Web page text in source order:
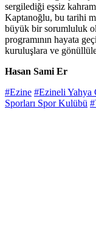
sergilediği eşsiz
Kaptanoğlu, bu tarihi
büyük bir sorumluluk
programının hayata
kuruluşlara ve
Hasan Sami Er
#Ezine #Ezineli Yahya
Sporları Spor Kulübü